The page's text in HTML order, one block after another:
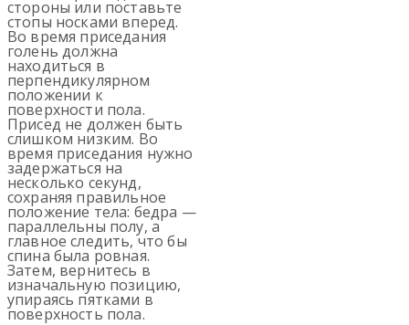
стороны или поставьте
стопы носками вперед.
Во время приседания
голень должна
находиться в
перпендикулярном
положении к
поверхности пола.
Присед не должен быть
слишком низким. Во
время приседания нужно
задержаться на
несколько секунд,
сохраняя правильное
положение тела: бедра —
параллельны полу, а
главное следить, что бы
спина была ровная.
Затем, вернитесь в
изначальную позицию,
упираясь пятками в
поверхность пола.